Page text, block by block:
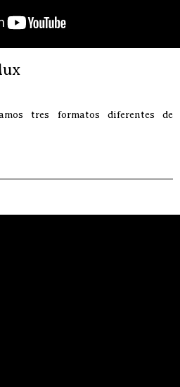
tres formatos diferentes de